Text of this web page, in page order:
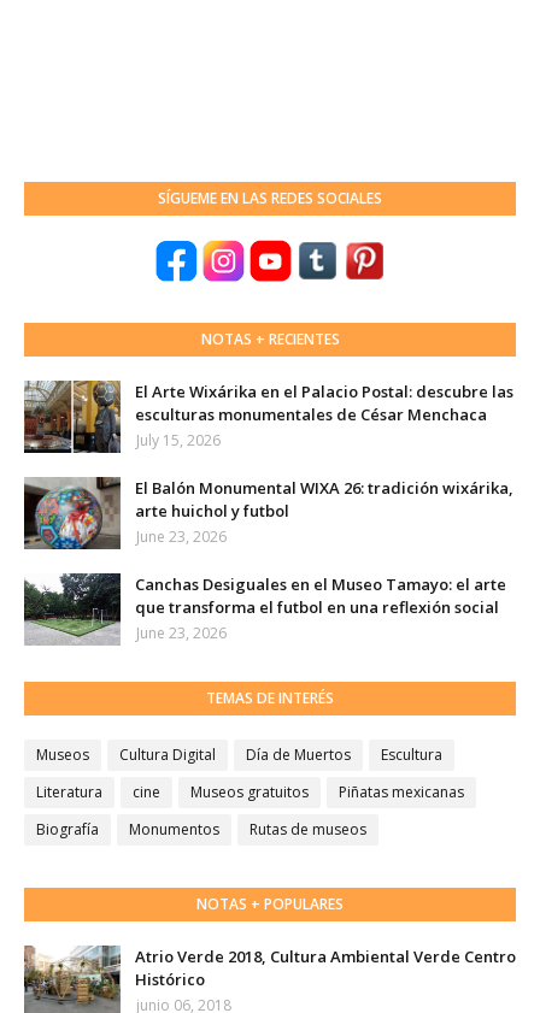
SÍGUEME EN LAS REDES SOCIALES
NOTAS + RECIENTES
El Arte Wixárika en el Palacio Postal: descubre las
esculturas monumentales de César Menchaca
July 15, 2026
El Balón Monumental WIXA 26: tradición wixárika,
arte huichol y futbol
June 23, 2026
Canchas Desiguales en el Museo Tamayo: el arte
que transforma el futbol en una reflexión social
June 23, 2026
TEMAS DE INTERÉS
Museos Cultura Digital Día de Muertos
Escultura
Literatura
cine Museos gratuitos
Piñatas mexicanas
Biografía
Monumentos Rutas de museos
NOTAS + POPULARES
Atrio Verde 2018, Cultura Ambiental Verde Centro
Histórico
junio 06, 2018